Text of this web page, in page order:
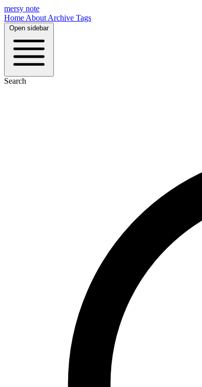
mersy note
Home About Archive Tags
Open sidebar
Search